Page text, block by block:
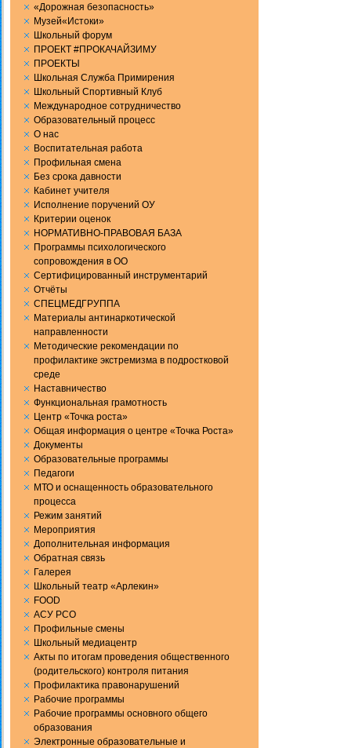
«Дорожная безопасность»
Музей«Истоки»
Школьный форум
ПРОЕКТ #ПРОКАЧАЙЗИМУ
ПРОЕКТЫ
Школьная Служба Примирения
Школьный Спортивный Клуб
Международное сотрудничество
Образовательный процесс
О нас
Воспитательная работа
Профильная смена
Без срока давности
Кабинет учителя
Исполнение поручений ОУ
Критерии оценок
НОРМАТИВНО-ПРАВОВАЯ БАЗА
Программы психологического
сопровождения в ОО
Сертифицированный инструментарий
Отчёты
СПЕЦМЕДГРУППА
Материалы антинаркотической
направленности
Методические рекомендации по
профилактике экстремизма в подростковой
среде
Наставничество
Функциональная грамотность
Центр «Точка роста»
Общая информация о центре «Точка Роста»
Документы
Образовательные программы
Педагоги
МТО и оснащенность образовательного
процесса
Режим занятий
Мероприятия
Дополнительная информация
Обратная связь
Галерея
Школьный театр «Арлекин»
FOOD
АСУ РСО
Профильные смены
Школьный медиацентр
Акты по итогам проведения общественного
(родительского) контроля питания
Профилактика правонарушений
Рабочие программы
Рабочие программы основного общего
образования
Электронные образовательные и